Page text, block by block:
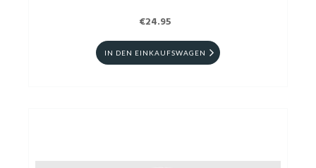
€24.95
IN DEN EINKAUFSWAGEN